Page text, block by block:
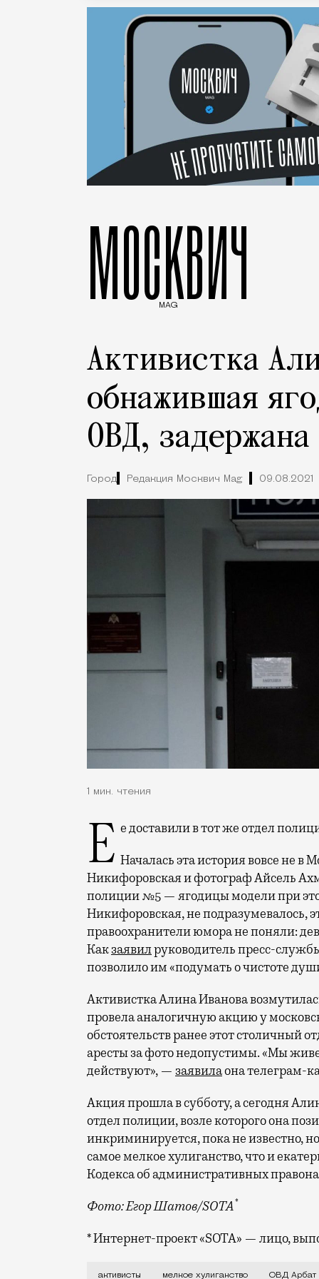
МОСКВИЧ
MAG
Активистка
обнажившая
ОВД, задержана
Город Редакция Москвич Mag 09.08.2021
1 мин. чтения
Ее доставили в тот же отдел
Началась эта история вовсе не в
Никифоровская и фотограф Айсель
полиции №5 — ягодицы модели при
Никифоровская, не подразумевалось,
правоохранители юмора не поняли:
Какзаявилруководитель пресс-
позволило им «подумать о чистоте
Активистка Алина Иванова
провела аналогичную акцию у
обстоятельств ранее этот столичный
аресты за фото недопустимы. «Мы
действуют», — заявилаона телеграм-
Акция прошла в субботу, а сегодня
отдел полиции, возле которого она
инкриминируется, пока не известно,
самое мелкое хулиганство, что и
Кодекса об административных
Фото: Егор Шатов/SOTA*
* Интернет-проект «SOTA» — лицо,
активисты мелкое хулиганство ОВД Арбат